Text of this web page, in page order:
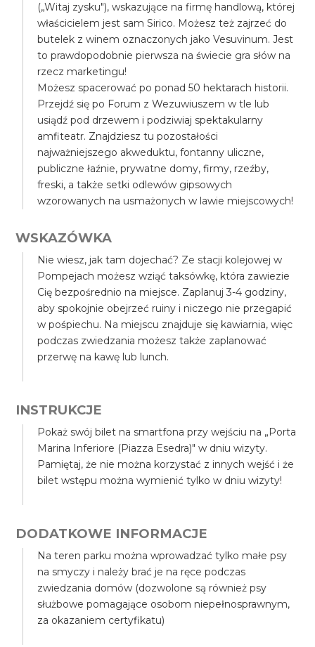
(„Witaj zysku"), wskazujące na firmę handlową, której
właścicielem jest sam Sirico. Możesz też zajrzeć do
butelek z winem oznaczonych jako Vesuvinum. Jest
to prawdopodobnie pierwsza na świecie gra słów na
rzecz marketingu!
Możesz spacerować po ponad 50 hektarach historii.
Przejdź się po Forum z Wezuwiuszem w tle lub
usiądź pod drzewem i podziwiaj spektakularny
amfiteatr. Znajdziesz tu pozostałości
najważniejszego akweduktu, fontanny uliczne,
publiczne łaźnie, prywatne domy, firmy, rzeźby,
freski, a także setki odlewów gipsowych
wzorowanych na usmażonych w lawie miejscowych!
WSKAZÓWKA
Nie wiesz, jak tam dojechać? Ze stacji kolejowej w
Pompejach możesz wziąć taksówkę, która zawiezie
Cię bezpośrednio na miejsce. Zaplanuj 3-4 godziny,
aby spokojnie obejrzeć ruiny i niczego nie przegapić
w pośpiechu. Na miejscu znajduje się kawiarnia, więc
podczas zwiedzania możesz także zaplanować
przerwę na kawę lub lunch.
INSTRUKCJE
Pokaż swój bilet na smartfona przy wejściu na „Porta
Marina Inferiore (Piazza Esedra)" w dniu wizyty.
Pamiętaj, że nie można korzystać z innych wejść i że
bilet wstępu można wymienić tylko w dniu wizyty!
DODATKOWE INFORMACJE
Na teren parku można wprowadzać tylko małe psy
na smyczy i należy brać je na ręce podczas
zwiedzania domów (dozwolone są również psy
służbowe pomagające osobom niepełnosprawnym,
za okazaniem certyfikatu)